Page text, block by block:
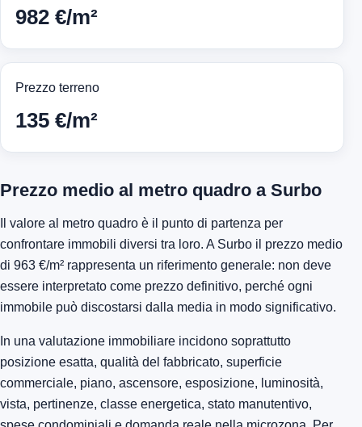
982 €/m²
Prezzo terreno
135 €/m²
Prezzo medio al metro quadro a Surbo
Il valore al metro quadro è il punto di partenza per
confrontare immobili diversi tra loro. A Surbo il prezzo medio
di 963 €/m² rappresenta un riferimento generale: non deve
essere interpretato come prezzo definitivo, perché ogni
immobile può discostarsi dalla media in modo significativo.
In una valutazione immobiliare incidono soprattutto
posizione esatta, qualità del fabbricato, superficie
commerciale, piano, ascensore, esposizione, luminosità,
vista, pertinenze, classe energetica, stato manutentivo,